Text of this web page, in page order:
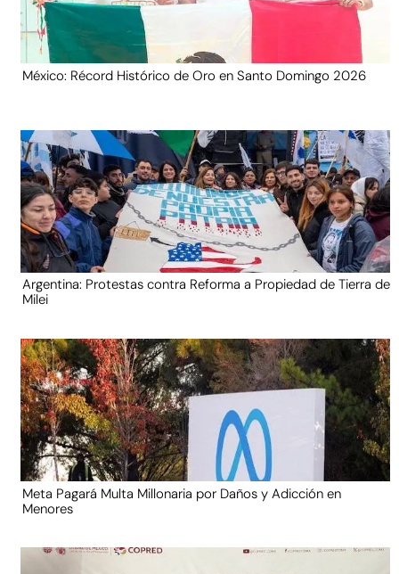
México: Récord Histórico de Oro en Santo Domingo 2026
Argentina: Protestas contra Reforma a Propiedad de Tierra de
Milei
Meta Pagará Multa Millonaria por Daños y Adicción en
Menores